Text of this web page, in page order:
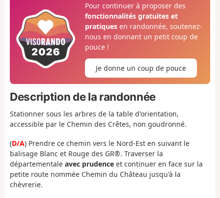
Pour continuer à proposer des
fonctionnalités gratuites et
pratiquesen randonnée, soutenez-
nous en donnant un petit coup de
pouce !
Je donne un coup de pouce
Description de la randonnée
Stationner sous les arbres de la table d'orientation,
accessible par le Chemin des Crêtes, non goudronné.
(D/A) Prendre ce chemin vers le Nord-Est en suivant le
balisage Blanc et Rouge des GR®. Traverser la
départementale avec prudence et continuer en face sur la
petite route nommée Chemin du Château jusqu'à la
chèvrerie.